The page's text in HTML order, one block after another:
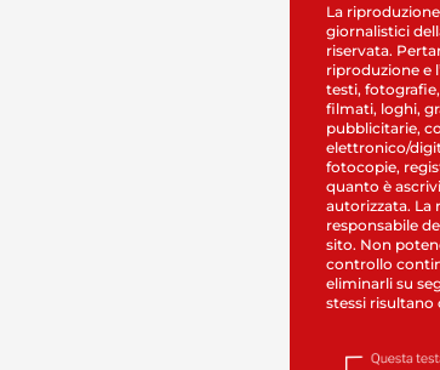
La
giornalistici
riservata.
riproduzione e
testi,
filmati, loghi,
pubblicitarie,
elettronico/
fotocopie,
quanto è
autorizzata. La
responsabile
sito. Non
controllo
eliminarli su
stessi risultano